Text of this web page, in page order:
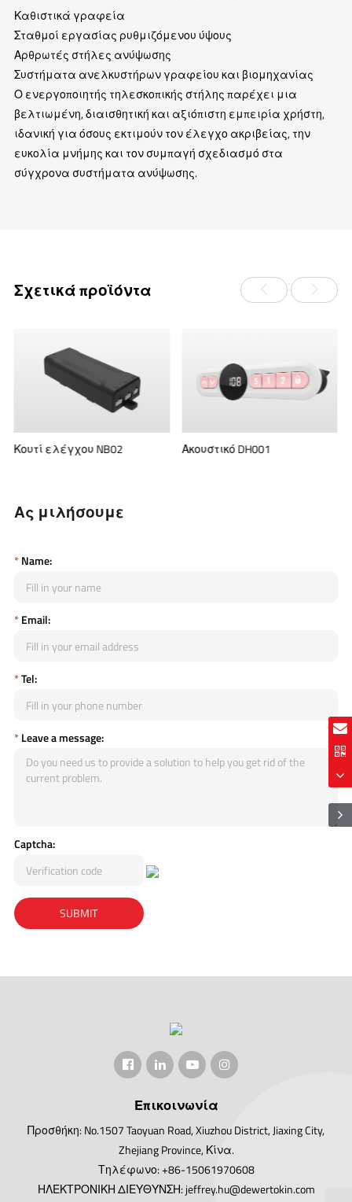
Καθιστικά γραφεία
Σταθμοί εργασίας ρυθμιζόμενου ύψους
Αρθρωτές στήλες ανύψωσης
Συστήματα ανελκυστήρων γραφείου και βιομηχανίας
Ο ενεργοποιητής τηλεσκοπικής στήλης παρέχει μια
βελτιωμένη, διαισθητική και αξιόπιστη εμπειρία χρήστη,
ιδανική για όσους εκτιμούν τον έλεγχο ακριβείας, την
ευκολία μνήμης και τον συμπαγή σχεδιασμό στα
σύγχρονα συστήματα ανύψωσης.
Σχετικά προϊόντα
Κουτί ελέγχου NB02 Ακουστικό DH001
Ας μιλήσουμε
*Name:
*Email:
*Tel:
*Leave a message:
Captcha:
Επικοινωνία
Προσθήκη: No.1507 Taoyuan Road, Xiuzhou District, Jiaxing City,
Zhejiang Province, Κίνα.
Τηλέφωνο: +86-15061970608
ΗΛΕΚΤΡΟΝΙΚΗ ΔΙΕΥΘΥΝΣΗ: jeffrey.hu@dewertokin.com